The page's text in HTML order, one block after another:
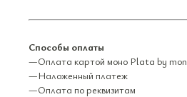
Способы оплаты
—Оплата картой моно Plata by
—Наложенный платеж
—Оплата по реквизитам